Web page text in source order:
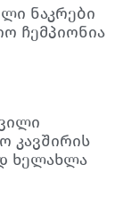
ნაკრები
ჩემპიონია
კავშირის
ხელახლა